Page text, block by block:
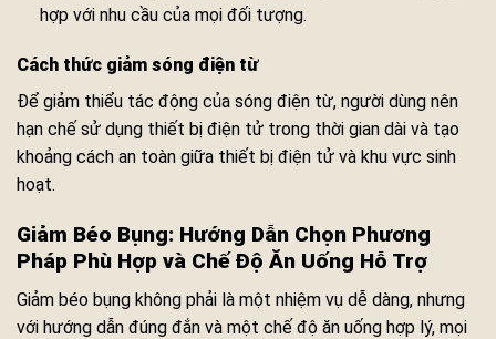
hợp với nhu cầu của mọi đối tượng.
Cách thức giảm sóng điện từ
Để giảm thiểu tác động của sóng điện từ, người dùng nên
hạn chế sử dụng thiết bị điện tử trong thời gian dài và tạo
khoảng cách an toàn giữa thiết bị điện tử và khu vực sinh
hoạt.
Giảm Béo Bụng: Hướng Dẫn Chọn Phương
Pháp Phù Hợp và Chế Độ Ăn Uống Hỗ Trợ
Giảm béo bụng không phải là một nhiệm vụ dễ dàng, nhưng
với hướng dẫn đúng đắn và một chế độ ăn uống hợp lý, mọi